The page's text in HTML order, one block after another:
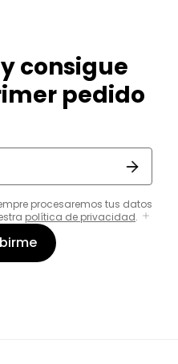
consigue
pedido
procesaremos tus datos
política de privacidad.